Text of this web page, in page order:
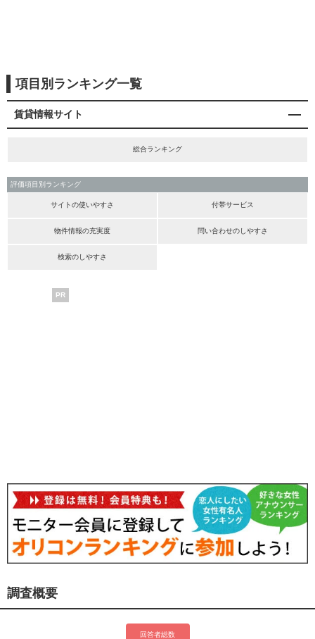
項目別ランキング一覧
賃貸情報サイト
総合ランキング
評価項目別ランキング
サイトの使いやすさ 付帯サービス
物件情報の充実度 問い合わせのしやすさ
検索のしやすさ
PR
調査概要
回答者総数